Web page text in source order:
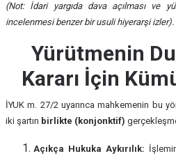
(Not: İdari yargıda dava açılması ve
incelenmesi benzer bir usuli hiyerarşi izler).
Yürütmenin
Kararı İçin
İYUK m. 27/2 uyarınca mahkemenin bu
iki şartın birlikte (konjonktif)
Açıkça Hukuka Aykırılık: